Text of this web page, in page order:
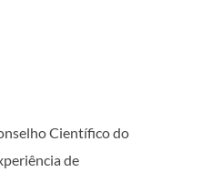
Científico do
de